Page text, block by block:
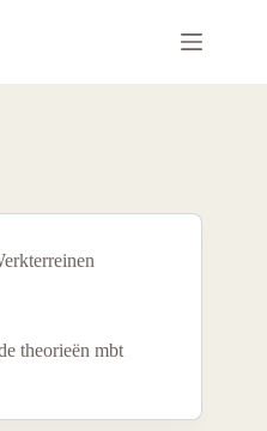
theorieën mbt